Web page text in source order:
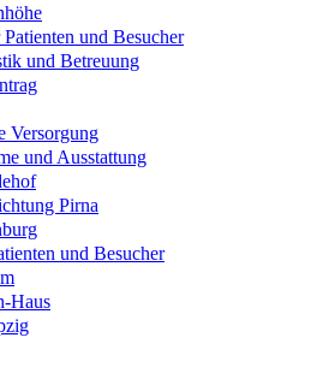
und Besucher
und Betreuung
Versorgung
und Ausstattung
Pirna
und Besucher
Haus